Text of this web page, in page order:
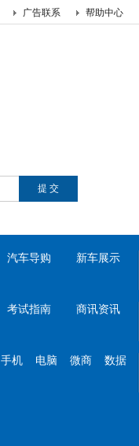
帮助中心
广告联系
汽车导购 新车展示
考试指南 商讯资讯
手机 电脑 微商 数据